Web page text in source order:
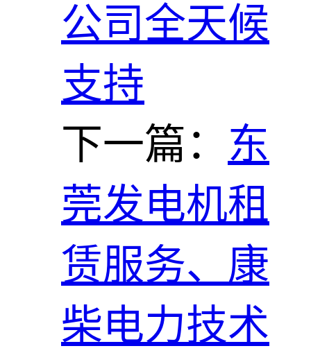
公司全天候
支持
下一篇： 东
莞发电机租
赁服务、康
柴电力技术